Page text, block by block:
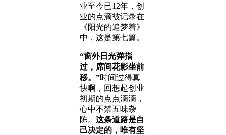
业至今已12年，创
业的点滴被记录在
《阳光的追梦着》
中，这是第七篇。
“窗外日光弹指
过，席间花影坐前
移。”时间过得真
快啊，回想起创业
初期的点点滴滴，
心中不禁五味杂
陈。 这条道路是自
己决定的，唯有坚